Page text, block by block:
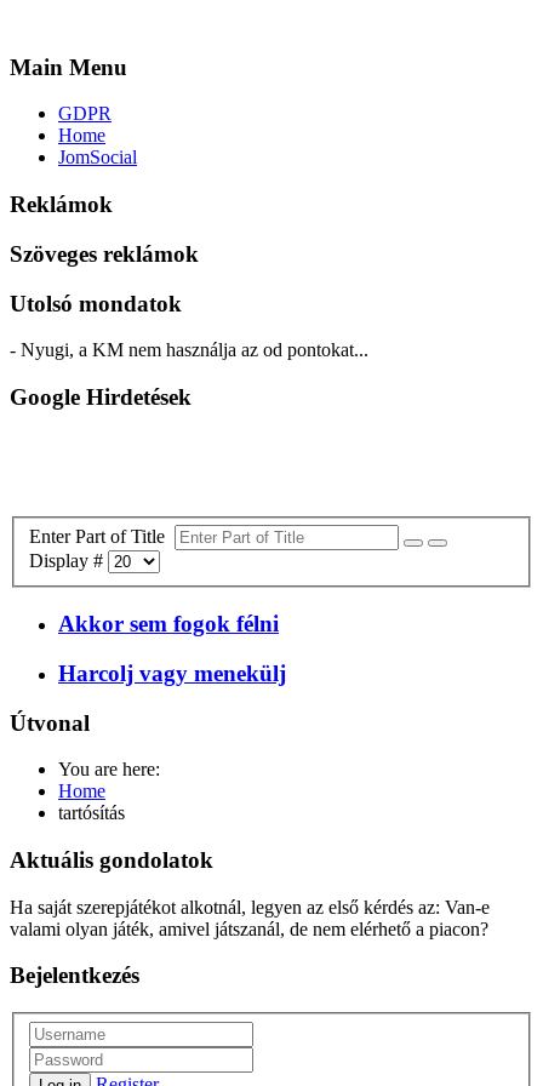
Main Menu
GDPR
Home
JomSocial
Reklámok
Szöveges reklámok
Utolsó mondatok
- Nyugi, a KM nem használja az od pontokat...
Google Hirdetések
Enter Part of Title
Display #
Akkor sem fogok félni
Harcolj vagy menekülj
Útvonal
You are here:
Home
tartósítás
Aktuális gondolatok
Ha saját szerepjátékot alkotnál, legyen az első kérdés az: Van-e
valami olyan játék, amivel játszanál, de nem elérhető a piacon?
Bejelentkezés